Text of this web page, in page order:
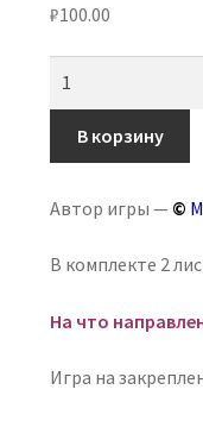
₽100.00
Игра
на
«Школьные
теневое
В корзину
Автор игры — ©
В комплекте 2
На что
Игра на